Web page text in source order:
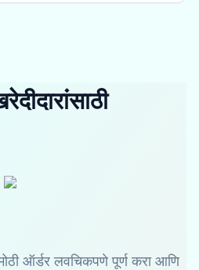
ऑर्डर लवचिकपणे पूर्ण करा आणि